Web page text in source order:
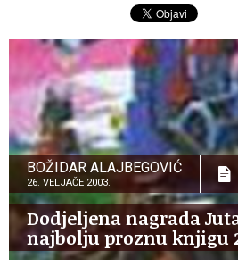
BOŽIDAR ALAJBEGOVIĆ
26. VELJAČE 2003.
Dodjeljena nagrada
najbolju proznu knjigu